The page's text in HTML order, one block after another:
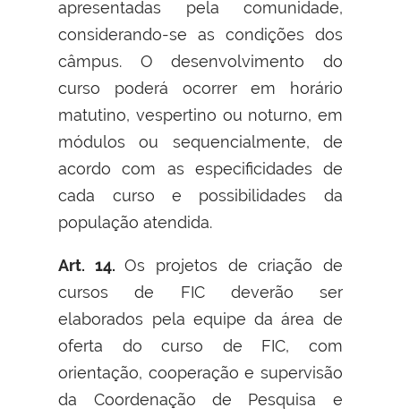
apresentadas pela comunidade,
considerando-se as condições dos
câmpus. O desenvolvimento do
curso poderá ocorrer em horário
matutino, vespertino ou noturno, em
módulos ou sequencialmente, de
acordo com as especificidades de
cada curso e possibilidades da
população atendida.
Art. 14.Os projetos de criação de
cursos de FIC deverão ser
elaborados pela equipe da área de
oferta do curso de FIC, com
orientação, cooperação e supervisão
da Coordenação de Pesquisa e